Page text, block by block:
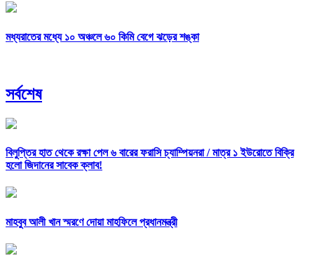
মধ্যরাতের মধ্যে ১০ অঞ্চলে ৬০ কিমি বেগে ঝড়ের শঙ্কা
সর্বশেষ
বিলুপ্তির হাত থেকে রক্ষা পেল ৬ বারের ফরাসি চ্যাম্পিয়নরা /মাত্র ১ ইউরোতে বিক্রি
হলো জিদানের সাবেক ক্লাব!
মাহবুব আলী খান স্মরণে দোয়া মাহফিলে প্রধানমন্ত্রী